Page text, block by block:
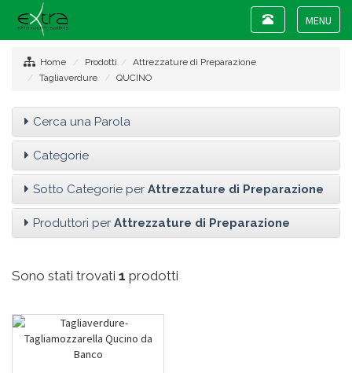
Toggle
Toggle
navigation
Home Prodotti
Attrezzature di Preparazione
Tagliaverdure
QUCINO
Cerca una Parola
Categorie
Sotto Categorie per Attrezzature di Preparazione
Produttori per Attrezzature di Preparazione
Sono stati trovati 1 prodotti